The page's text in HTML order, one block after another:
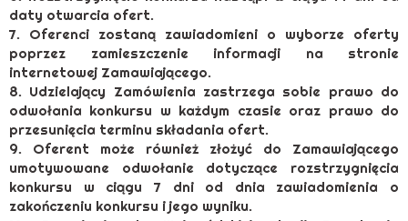
daty otwarcia ofert.
7. Oferenci zostaną zawiadomieni o wyborze oferty
poprzez zamieszczenie informacji na stronie
internetowej Zamawiającego.
8. Udzielający Zamówienia zastrzega sobie prawo do
odwołania konkursu w każdym czasie oraz prawo do
przesunięcia terminu składania ofert.
9. Oferent może również złożyć do Zamawiającego
umotywowane odwołanie dotyczące rozstrzygnięcia
konkursu w ciągu 7 dni od dnia zawiadomienia o
zakończeniu konkursu i jego wyniku.